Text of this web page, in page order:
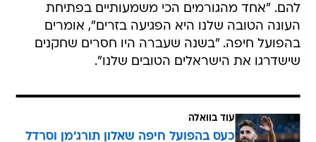
להם. "אחד מהגורמים הכי משמעותיים בפתיחת
העונה הטובה שלנו היא הפגיעה בזרים", אומרים
בהפועל חיפה. "בשנה שעברה היו חסרים שחקנים
שישדרגו את הישראלים הטובים שלנו".
עוד בוואלה
כעס בהפועל חיפה שאלון תורג'מן וסרדל